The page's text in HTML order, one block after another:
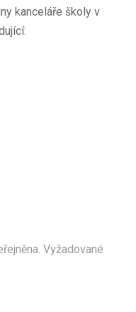
kanceláře školy v
Vyžadované